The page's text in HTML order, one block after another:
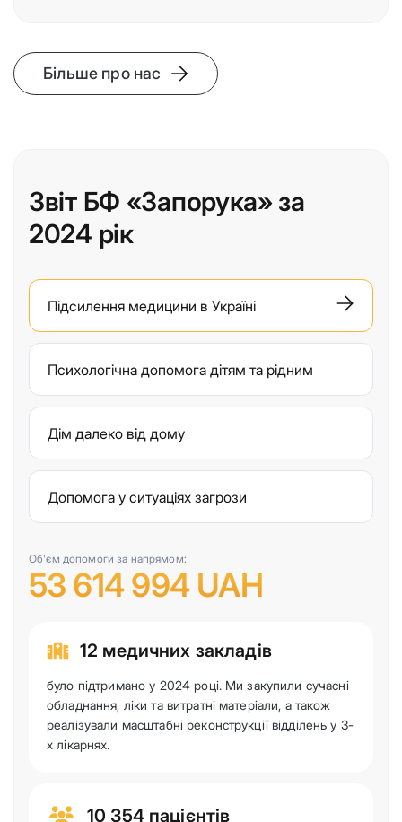
Більше про нас
Звіт БФ «Запорука» за
2024 рік
Підсилення медицини в Україні
Психологічна допомога дітям та рідним
Дім далеко від дому
Допомога у ситуаціях загрози
Об'єм допомоги за напрямом:
53 614 994 UAH
12 медичних закладів
було підтримано у 2024 році. Ми закупили сучасні
обладнання, ліки та витратні матеріали, а також
реалізували масштабні реконструкції відділень у 3-
х лікарнях.
10 354 пацієнтів